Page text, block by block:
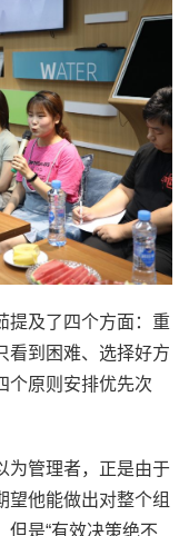
提及了四个方面：重
看到困难、选择好方
个原则安排优先次
为管理者，正是由于
望他能做出对整个组
是“有效决策绝不